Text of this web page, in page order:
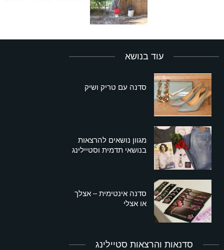
עוד בנושא
סדנה עם טריק ושיק
מגוון נושאים להרצאות
בנושאי תדמית וסטיילינג
סדנה אינטימית – אצלך
או אצלי
סדנאות והרצאות סטיילינג